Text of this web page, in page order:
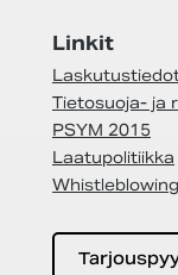
Linkit
Tietosuoja- ja
PSYM 2015
Laatupolitiikka
Whistleblowing